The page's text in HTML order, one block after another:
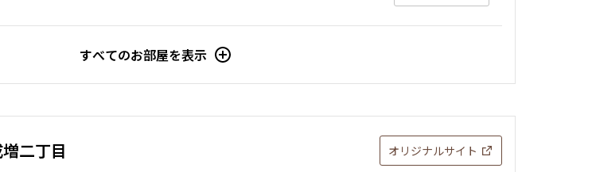
すべてのお部屋を表示
二丁目 オリジナルサイト